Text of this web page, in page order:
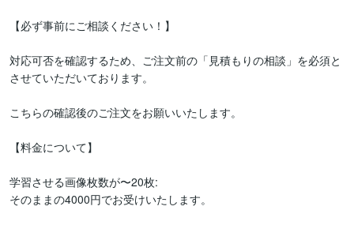
【必ず事前にご相談ください！】
対応可否を確認するため、ご注文前の「見積もりの相談」を必須と
させていただいております。
こちらの確認後のご注文をお願いいたします。
【料金について】
学習させる画像枚数が〜20枚:
そのままの4000円でお受けいたします。